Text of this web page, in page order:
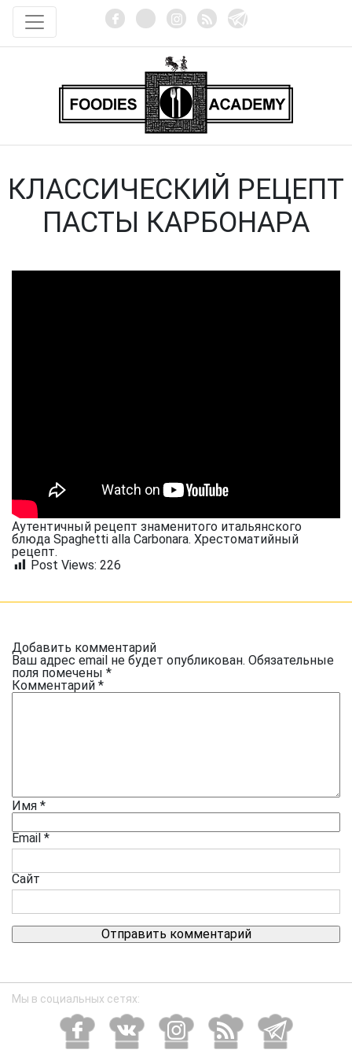
КЛАССИЧЕСКИЙ РЕЦЕПТ
ПАСТЫ КАРБОНАРА
Аутентичный рецепт знаменитого итальянского
блюда Spaghetti alla Carbonara. Хрестоматийный
рецепт.
Post Views: 226
Добавить комментарий
Ваш адрес email не будет опубликован. Обязательные
поля помечены *
Комментарий *
Имя *
Email *
Сайт
Мы в социальных сетях: